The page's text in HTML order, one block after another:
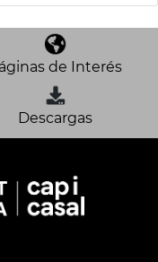
de Interés
Descargas